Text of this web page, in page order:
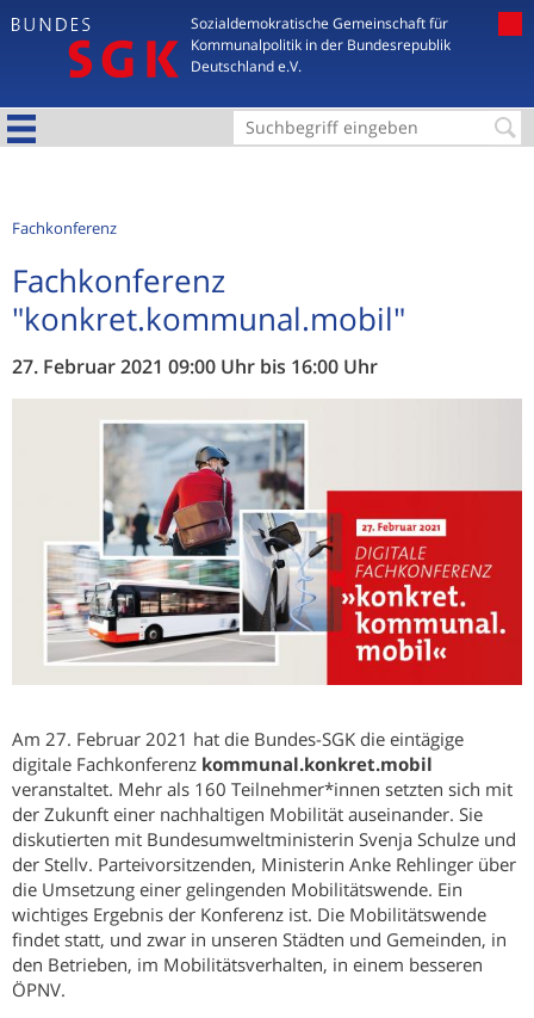
Jump to navigation
Sozialdemokratische Gemeinschaft für
Kommunalpolitik in der Bundesrepublik
Deutschland e.V.
S
o
r
m
u
l
a
r
Fachkonferenz
Fachkonferenz
"konkret.kommunal.mobil"
27. Februar 2021 09:00 Uhr bis 16:00 Uhr
Am 27. Februar 2021 hat die Bundes-SGK die eintägige
digitale Fachkonferenz kommunal.konkret.mobil
veranstaltet. Mehr als 160 Teilnehmer*innen setzten sich mit
der Zukunft einer nachhaltigen Mobilität auseinander. Sie
diskutierten mit Bundesumweltministerin Svenja Schulze und
der Stellv. Parteivorsitzenden, Ministerin Anke Rehlinger über
die Umsetzung einer gelingenden Mobilitätswende. Ein
wichtiges Ergebnis der Konferenz ist. Die Mobilitätswende
findet statt, und zwar in unseren Städten und Gemeinden, in
den Betrieben, im Mobilitätsverhalten, in einem besseren
ÖPNV.